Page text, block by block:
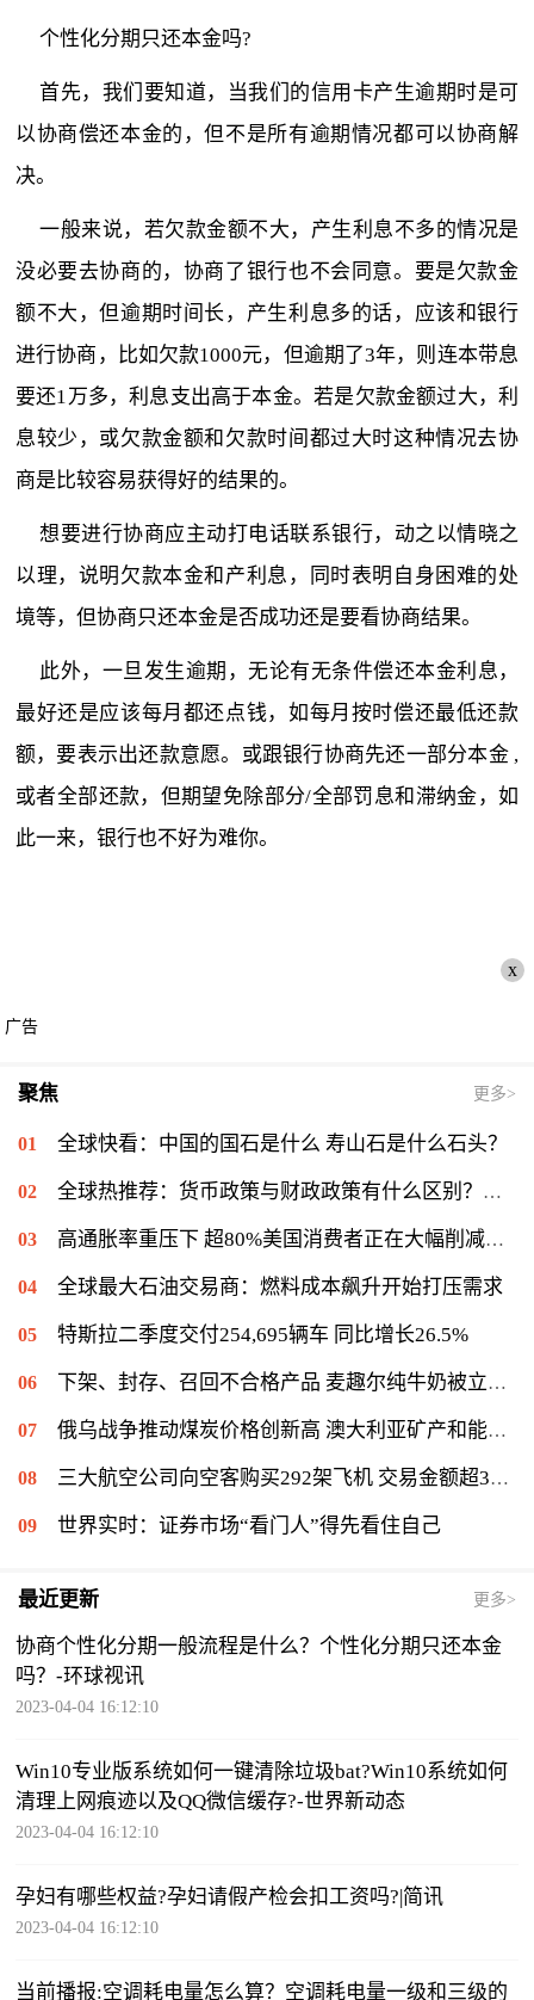
个性化分期只还本金吗?
首先，我们要知道，当我们的信用卡产生逾期时是可
以协商偿还本金的，但不是所有逾期情况都可以协商解
决。
一般来说，若欠款金额不大，产生利息不多的情况是
没必要去协商的，协商了银行也不会同意。要是欠款金
额不大，但逾期时间长，产生利息多的话，应该和银行
进行协商，比如欠款1000元，但逾期了3年，则连本带息
要还1万多，利息支出高于本金。若是欠款金额过大，利
息较少，或欠款金额和欠款时间都过大时这种情况去协
商是比较容易获得好的结果的。
想要进行协商应主动打电话联系银行，动之以情晓之
以理，说明欠款本金和产利息，同时表明自身困难的处
境等，但协商只还本金是否成功还是要看协商结果。
此外，一旦发生逾期，无论有无条件偿还本金利息，
最好还是应该每月都还点钱，如每月按时偿还最低还款
额，要表示出还款意愿。或跟银行协商先还一部分本金 ,
或者全部还款，但期望免除部分/全部罚息和滞纳金，如
此一来，银行也不好为难你。
x
广告
聚焦 更多>
全球快看：中国的国石是什么 寿山石是什么石头？
全球热推荐：货币政策与财政政策有什么区别？货币政策的三大法宝
高通胀率重压下 超80%美国消费者正在大幅削减开支
全球最大石油交易商：燃料成本飙升开始打压需求
特斯拉二季度交付254,695辆车 同比增长26.5%
下架、封存、召回不合格产品 麦趣尔纯牛奶被立案调查
俄乌战争推动煤炭价格创新高 澳大利亚矿产和能源出口收入将增长
三大航空公司向空客购买292架飞机 交易金额超372亿美元
世界实时：证券市场“看门人”得先看住自己
最近更新 更多>
协商个性化分期一般流程是什么？个性化分期只还本金
吗？-环球视讯
2023-04-04 16:12:10
Win10专业版系统如何一键清除垃圾bat?Win10系统如何
清理上网痕迹以及QQ微信缓存?-世界新动态
2023-04-04 16:12:10
孕妇有哪些权益?孕妇请假产检会扣工资吗?|简讯
2023-04-04 16:12:10
当前播报:空调耗电量怎么算？空调耗电量一级和三级的